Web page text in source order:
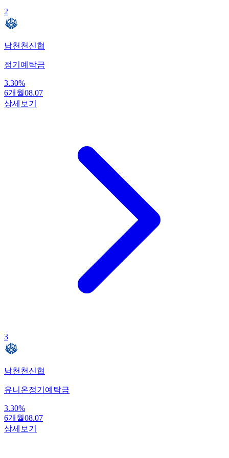
2
남천천신협
정기예탁금
3.30%
6개월08.07
상세보기
3
남천천신협
유니온정기예탁금
3.30%
6개월08.07
상세보기